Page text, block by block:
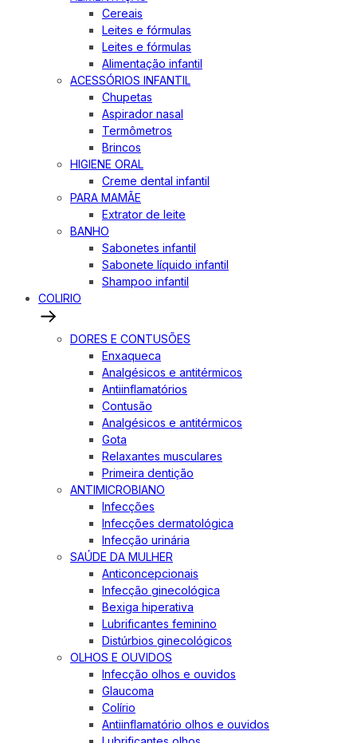
Cereais
Leites e fórmulas
Leites e fórmulas
Alimentação infantil
ACESSÓRIOS INFANTIL
Chupetas
Aspirador nasal
Termômetros
Brincos
HIGIENE ORAL
Creme dental infantil
PARA MAMÃE
Extrator de leite
BANHO
Sabonetes infantil
Sabonete líquido infantil
Shampoo infantil
COLIRIO
DORES E CONTUSÕES
Enxaqueca
Analgésicos e antitérmicos
Antiinflamatórios
Contusão
Analgésicos e antitérmicos
Gota
Relaxantes musculares
Primeira dentição
ANTIMICROBIANO
Infecções
Infecções dermatológica
Infecção urinária
SAÚDE DA MULHER
Anticoncepcionais
Infecção ginecológica
Bexiga hiperativa
Lubrificantes feminino
Distúrbios ginecológicos
OLHOS E OUVIDOS
Infecção olhos e ouvidos
Glaucoma
Colírio
Antiinflamatório olhos e ouvidos